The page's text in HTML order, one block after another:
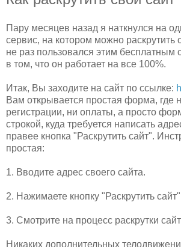
Пару месяцев назад я наткнулся на
сервис, на котором можно раскрутить
не раз пользовался этим бесплатным
в том, что он работает на все 100%.
Итак, Вы заходите на сайт по ссылке:
Вам открывается простая форма, где
регистрации, ни оплаты, а просто
строкой, куда требуется написать
правее кнопка "Раскрутить сайт".
простая:
1. Вводите адрес своего сайта.
2. Нажимаете кнопку "Раскрутить
3. Смотрите на процесс раскрутки
Никаких дополнительных